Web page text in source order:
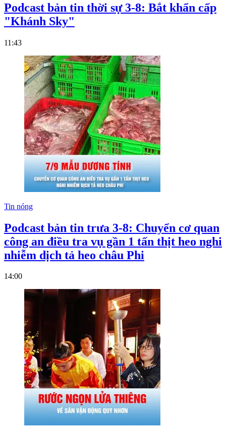
Podcast bản tin thời sự 3-8: Bắt khẩn cấp
"Khánh Sky"
11:43
Tin nóng
Podcast bản tin trưa 3-8: Chuyển cơ quan
công an điều tra vụ gần 1 tấn thịt heo nghi
nhiễm dịch tả heo châu Phi
14:00